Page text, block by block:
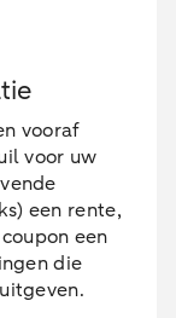
vooraf
voor uw
een rente,
een
die